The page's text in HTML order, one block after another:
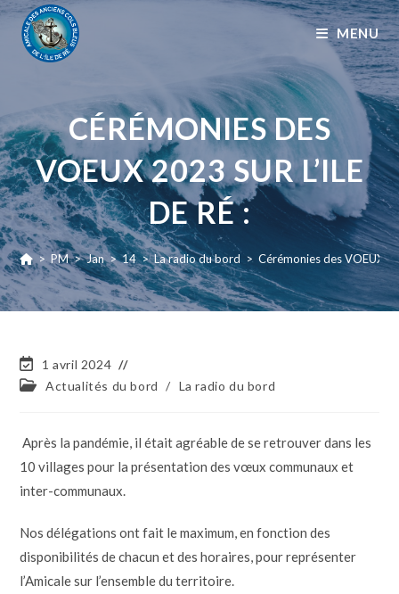
MENU
CÉRÉMONIES DES
VOEUX 2023 SUR L’ILE
DE RÉ :
> PM > Jan > 14 > La radio du bord > Cérémonies des VOEUX
1 avril 2024
Actualités du bord
/ La radio du bord
Après la pandémie, il était agréable de se retrouver dans les
10 villages pour la présentation des vœux communaux et
inter-communaux.
Nos délégations ont fait le maximum, en fonction des
disponibilités de chacun et des horaires, pour représenter
l’Amicale sur l’ensemble du territoire.